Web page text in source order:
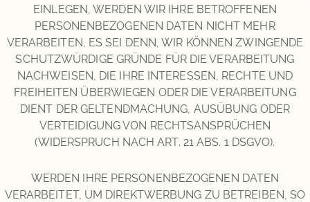
EINLEGEN, WERDEN WIR IHRE BETROFFENEN
PERSONENBEZOGENEN DATEN NICHT MEHR
VERARBEITEN, ES SEI DENN, WIR KÖNNEN ZWINGENDE
SCHUTZWÜRDIGE GRÜNDE FÜR DIE VERARBEITUNG
NACHWEISEN, DIE IHRE INTERESSEN, RECHTE UND
FREIHEITEN ÜBERWIEGEN ODER DIE VERARBEITUNG
DIENT DER GELTENDMACHUNG, AUSÜBUNG ODER
VERTEIDIGUNG VON RECHTSANSPRÜCHEN
(WIDERSPRUCH NACH ART. 21 ABS. 1 DSGVO).
WERDEN IHRE PERSONENBEZOGENEN DATEN
VERARBEITET, UM DIREKTWERBUNG ZU BETREIBEN, SO